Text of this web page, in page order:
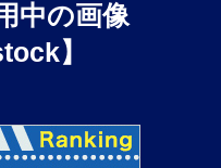
中の画像
】